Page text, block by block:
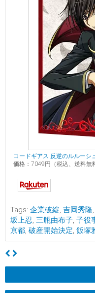
コードギアス 反逆のルルーシ
価格：7049円（税込、送料無
Tags: 企業破綻, 吉岡秀隆,
坂上忍, 三瓶由布子, 子役
京都, 破産開始決定, 飯塚